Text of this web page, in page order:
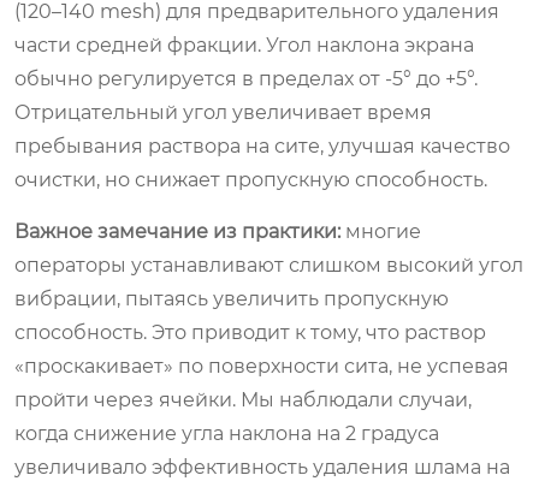
(120–140 mesh) для предварительного удаления
части средней фракции. Угол наклона экрана
обычно регулируется в пределах от -5° до +5°.
Отрицательный угол увеличивает время
пребывания раствора на сите, улучшая качество
очистки, но снижает пропускную способность.
Важное замечание из практики: многие
операторы устанавливают слишком высокий угол
вибрации, пытаясь увеличить пропускную
способность. Это приводит к тому, что раствор
«проскакивает» по поверхности сита, не успевая
пройти через ячейки. Мы наблюдали случаи,
когда снижение угла наклона на 2 градуса
увеличивало эффективность удаления шлама на